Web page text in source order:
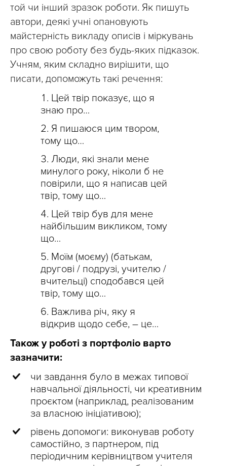
той чи інший зразок роботи. Як пишуть
автори, деякі учні опановують
майстерність викладу описів і міркувань
про свою роботу без будь-яких підказок.
Учням, яким складно вирішити, що
писати, допоможуть такі речення:
Цей твір показує, що я
знаю про…
Я пишаюся цим твором,
тому що…
Люди, які знали мене
минулого року, ніколи б не
повірили, що я написав цей
твір, тому що…
Цей твір був для мене
найбільшим викликом, тому
що…
Моїм (моєму) (батькам,
другові / подрузі, учителю /
вчительці) сподобався цей
твір, тому що…
Важлива річ, яку я
відкрив щодо себе, – це…
Також у роботі з портфоліо варто
зазначити:
чи завдання було в межах типової
навчальної діяльності, чи креативним
проєктом (наприклад, реалізованим
за власною ініціативою);
рівень допомоги: виконував роботу
самостійно, з партнером, під
періодичним керівництвом учителя